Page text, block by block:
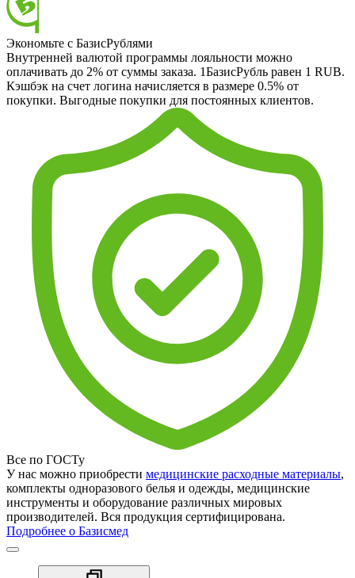
Экономьте с БазисРублями
Внутренней валютой программы лояльности можно
оплачивать до 2% от суммы заказа. 1БазисРубль равен 1 RUB.
Кэшбэк на счет логина начисляется в размере 0.5% от
покупки. Выгодные покупки для постоянных клиентов.
Все по ГОСТу
У нас можно приобрести медицинские расходные материалы,
комплекты одноразового белья и одежды, медицинские
инструменты и оборудование различных мировых
производителей. Вся продукция сертифицирована.
Подробнее о Базисмед